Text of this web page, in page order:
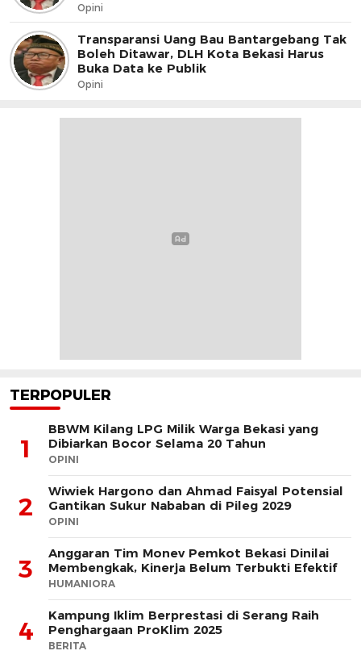
Opini
Transparansi Uang Bau Bantargebang Tak
Boleh Ditawar, DLH Kota Bekasi Harus
Buka Data ke Publik
Opini
TERPOPULER
1
BBWM Kilang LPG Milik Warga Bekasi yang
Dibiarkan Bocor Selama 20 Tahun
OPINI
2
Wiwiek Hargono dan Ahmad Faisyal Potensial
Gantikan Sukur Nababan di Pileg 2029
OPINI
3
Anggaran Tim Monev Pemkot Bekasi Dinilai
Membengkak, Kinerja Belum Terbukti Efektif
HUMANIORA
4
Kampung Iklim Berprestasi di Serang Raih
Penghargaan ProKlim 2025
BERITA